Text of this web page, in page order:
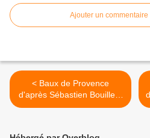
Ajouter un commentaire
< Baux de Provence
d'après Sébastien Bouillet :
croustillant fruits secs,